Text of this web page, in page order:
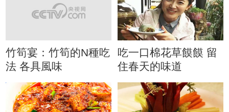
竹筍宴：竹筍的N種吃
法 各具風味
吃一口棉花草饃饃 留
住春天的味道